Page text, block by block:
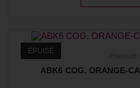
ÉPUISÉ
ABK6 COG. ORANGE-